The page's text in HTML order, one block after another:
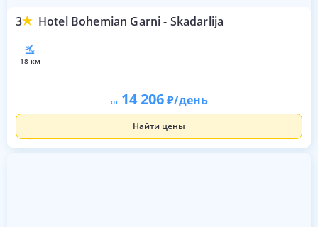
3 Hotel Bohemian Garni - Skadarlija
18 км
от 14 206 /день
Найти цены